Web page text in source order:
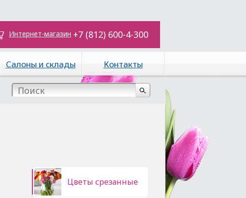
Интернет-магазин +7 (812) 600-4-300
Салоны и склады Контакты
Цветы срезанные